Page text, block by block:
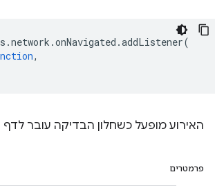
.network .onNavigated .addListener(
,
האירוע מופעל כשחלון הבדיקה עובר
פרמטרים